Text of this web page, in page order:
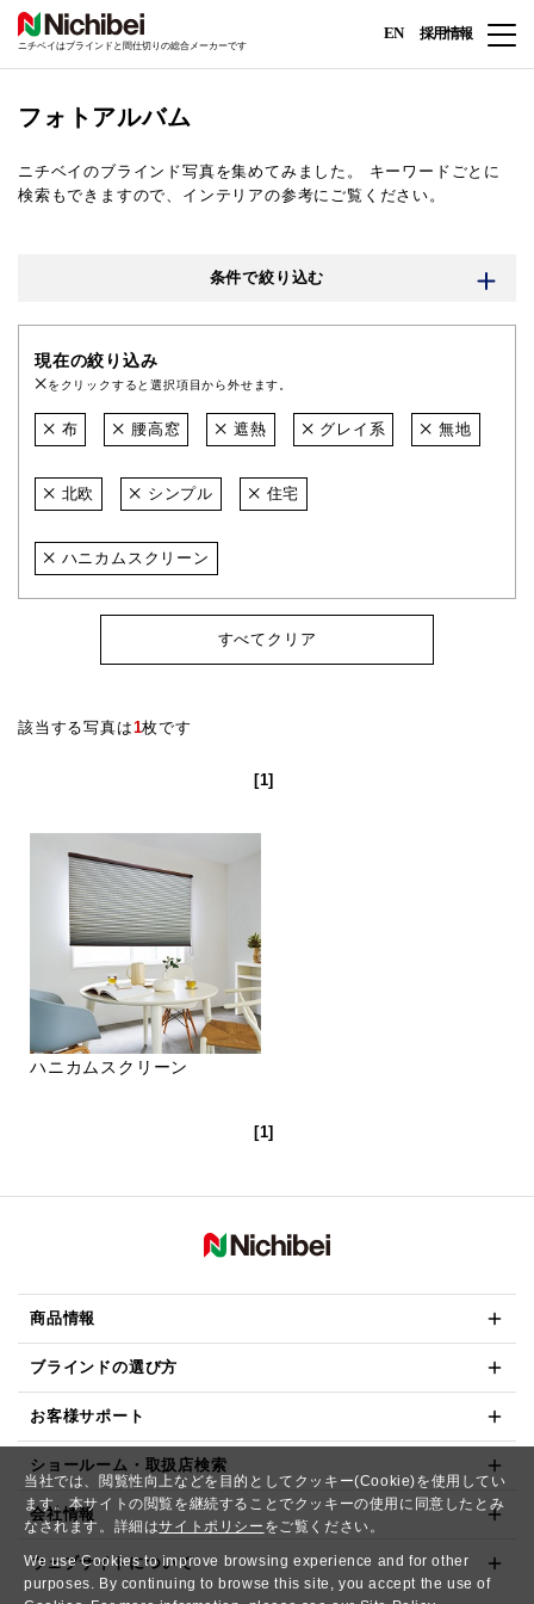
当社では、閲覧性向上などを目的としてクッキー(Cookie)を使用してい
ます。本サイトの閲覧を継続することでクッキーの使用に同意したとみ
なされます。詳細はサイトポリシー をご覧ください。
We use Cookies to improve browsing experience and for other
purposes. By continuing to browse this site, you accept the use of
ニチベイはブラインドと間仕切りの総合メーカーです
EN 採用情報
フォトアルバム
ニチベイのブラインド写真を集めてみました。
キーワードごとに
検索もできますので、インテリアの参考にご覧ください。
条件で絞り込む
現在の絞り込み
をクリックすると選択項目から外せます。
布 腰高窓 遮熱 グレイ系 無地
北欧 シンプル 住宅
ハニカムスクリーン
すべてクリア
該当する写真は1枚です
[1]
ハニカムスクリーン
[1]
商品情報
ブラインドの選び方
お客様サポート
ショールーム・取扱店検索
会社情報
ウェブサイトについて